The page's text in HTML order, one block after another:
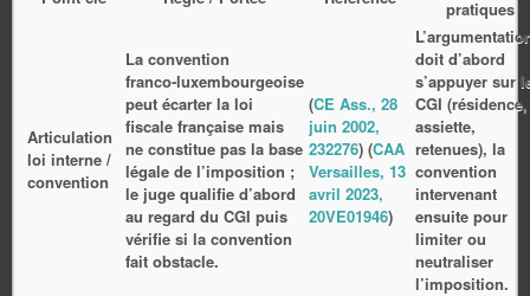
pratiques
Articulation
loi interne /
convention
La convention
franco‑luxembourgeoise
peut écarter la loi
fiscale française mais
ne constitue pas la base
légale de l’imposition ;
le juge qualifie d’abord
au regard du CGI puis
vérifie si la convention
fait obstacle.
(CE Ass., 28
juin 2002,
232276) (CAA
Versailles, 13
avril 2023,
20VE01946)
doit d’abord
s’appuyer sur
CGI (résidence,
assiette,
retenues), la
convention
intervenant
ensuite pour
limiter ou
neutraliser
l’imposition.